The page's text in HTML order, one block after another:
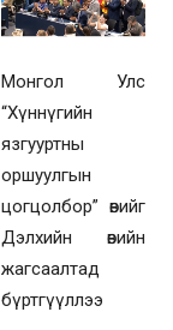
Монгол Улс
“Хүннүгийн
язгууртны
оршуулгын
цогцолбор” өвийг
Дэлхийн өвийн
жагсаалтад
бүртгүүллээ